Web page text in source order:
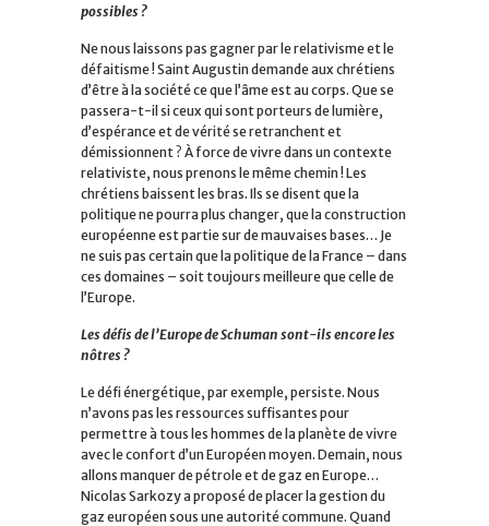
possibles ?
Ne nous laissons pas gagner par le relativisme et le
défaitisme ! Saint Augustin demande aux chrétiens
d’être à la société ce que l’âme est au corps. Que se
passera-t-il si ceux qui sont porteurs de lumière,
d’espérance et de vérité se retranchent et
démissionnent ? À force de vivre dans un contexte
relativiste, nous prenons le même chemin ! Les
chrétiens baissent les bras. Ils se disent que la
politique ne pourra plus changer, que la construction
européenne est partie sur de mauvaises bases… Je
ne suis pas certain que la politique de la France – dans
ces domaines – soit toujours meilleure que celle de
l’Europe.
Les défis de l’Europe de Schuman sont-ils encore les
nôtres ?
Le défi énergétique, par exemple, persiste. Nous
n’avons pas les ressources suffisantes pour
permettre à tous les hommes de la planète de vivre
avec le confort d’un Européen moyen. Demain, nous
allons manquer de pétrole et de gaz en Europe…
Nicolas Sarkozy a proposé de placer la gestion du
gaz européen sous une autorité commune. Quand